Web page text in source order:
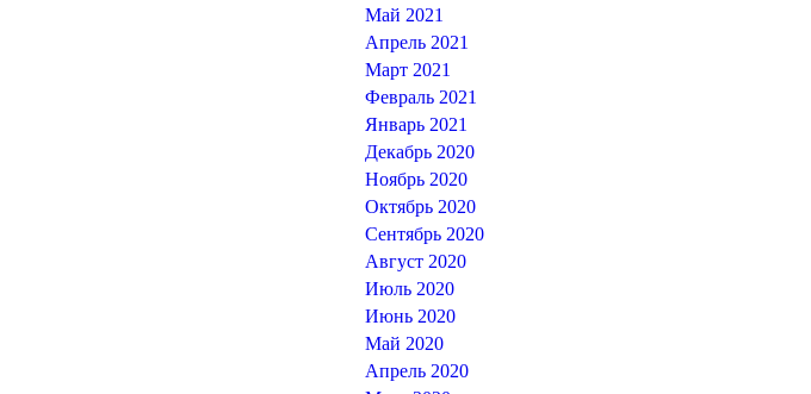
Май 2021
Апрель 2021
Март 2021
Февраль 2021
Январь 2021
Декабрь 2020
Ноябрь 2020
Октябрь 2020
Сентябрь 2020
Август 2020
Июль 2020
Июнь 2020
Май 2020
Апрель 2020